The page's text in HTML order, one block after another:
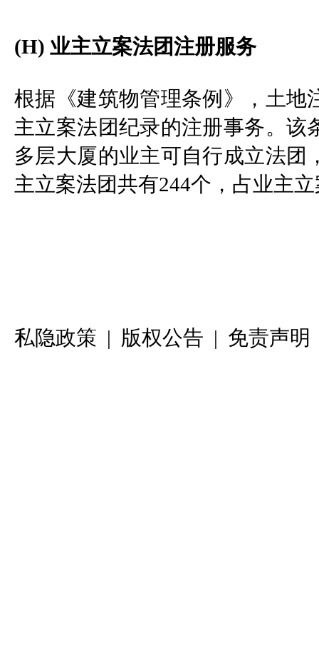
(H) 业主立案法团注册服务
根据《建筑物管理条例》，土地
主立案法团纪录的注册事务。
多层大厦的业主可自行成立法
主立案法团共有244个，占业主
私隐政策 | 版权公告 | 免责声明